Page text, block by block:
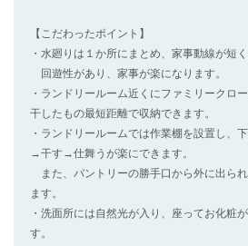
【こだわったポイント】
・水廻りは１か所にまとめ、家事動線が短
回遊性があり、家事が楽になります。
・ランドリールーム近くにファミリークロ
干したもの最短距離で収納できます。
・ランドリールームでは作業棚を設置し、
→干す→仕舞うが楽にできます。
また、パントリーの勝手口から外に出ら
ます。
・洗面所には自然光が入り、座ってお化粧
す。